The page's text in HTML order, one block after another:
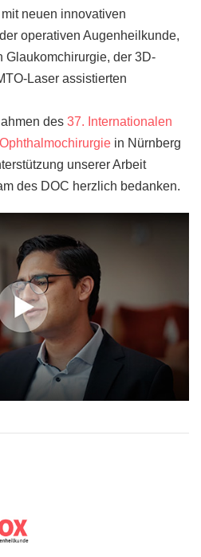
neuen innovativen
operativen Augenheilkunde,
der 3D-
Laser assistierten
des 37. Internationalen
in Nürnberg
unserer Arbeit
des DOC herzlich bedanken.